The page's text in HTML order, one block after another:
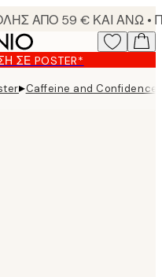
ΣΕ POSTER*
▸Caffeine and Confidence